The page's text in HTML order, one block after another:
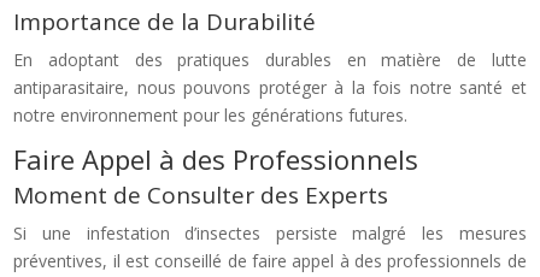
Importance de la Durabilité
En adoptant des pratiques durables en matière de lutte
antiparasitaire, nous pouvons protéger à la fois notre santé et
notre environnement pour les générations futures.
Faire Appel à des Professionnels
Moment de Consulter des Experts
Si une infestation d’insectes persiste malgré les mesures
préventives, il est conseillé de faire appel à des professionnels de